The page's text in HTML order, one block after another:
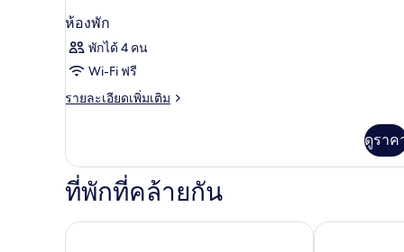
ห้องพัก
พักได้ 4 คน
Wi-Fi ฟรี
รายละเอียดเพิ่มเติม
ราย
เกี่ยว
กับ
ห้อง
ดูราค
ที่พักที่คล้ายกัน
ปุรีปัน ไฮด์อเวย์ ดุสิต ปริ๊นเซส เ